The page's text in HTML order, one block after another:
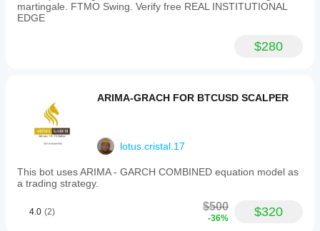
시작
하거
니
다.
성능
건,
레
드
실
martingale. FTMO Swing. Verify free REAL INSTITUTIONAL
EDGE
$280
ARIMA-GRACH FOR BTCUSD SCALPER
lotus.cristal.17
This bot uses ARIMA - GARCH COMBINED equation model as
a trading strategy.
4.0 (2) $500
-36% $320